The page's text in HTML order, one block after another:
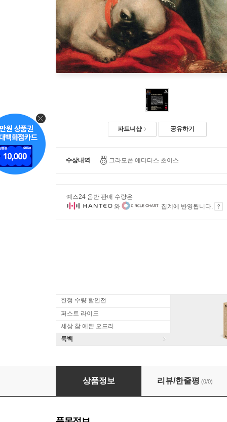
파트너샵 공유하기
수상내역 그라모폰 에디터스 초이스
예스24 음반 판매 수량은
와
집계에 반영됩니다.
한정 수량 할인전
퍼스트 라이드
세상 참 예쁜 오드리
룩백
Reinoud Van Mechelen 프랑스 바로크 아리
상품정보 리뷰/한줄평 (0/0)